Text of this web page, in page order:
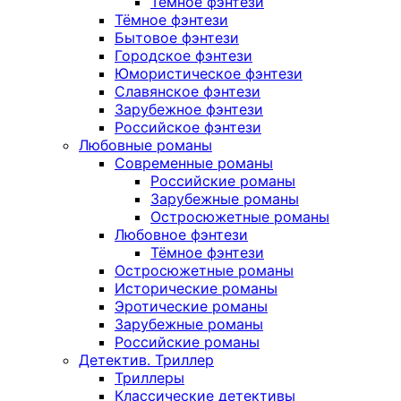
Тёмное фэнтези
Бытовое фэнтези
Городское фэнтези
Юмористическое фэнтези
Славянское фэнтези
Зарубежное фэнтези
Российское фэнтези
Любовные романы
Современные романы
Российские романы
Зарубежные романы
Остросюжетные романы
Любовное фэнтези
Тёмное фэнтези
Остросюжетные романы
Исторические романы
Эротические романы
Зарубежные романы
Российские романы
Детектив. Триллер
Триллеры
Классические детективы